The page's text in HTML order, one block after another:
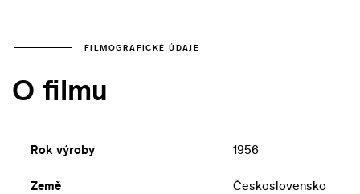
FILMOGRAFICKÉ ÚDAJE
O filmu
Rok výroby 1956
Země Československo